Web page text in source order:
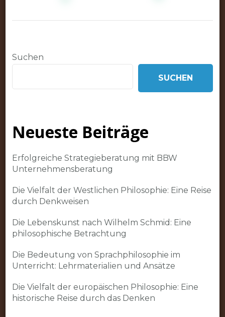
Suchen
SUCHEN
Neueste Beiträge
Erfolgreiche Strategieberatung mit BBW
Unternehmensberatung
Die Vielfalt der Westlichen Philosophie: Eine Reise
durch Denkweisen
Die Lebenskunst nach Wilhelm Schmid: Eine
philosophische Betrachtung
Die Bedeutung von Sprachphilosophie im
Unterricht: Lehrmaterialien und Ansätze
Die Vielfalt der europäischen Philosophie: Eine
historische Reise durch das Denken